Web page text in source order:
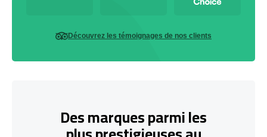
Découvrez les témoignages de nos clients
Des marques parmi les